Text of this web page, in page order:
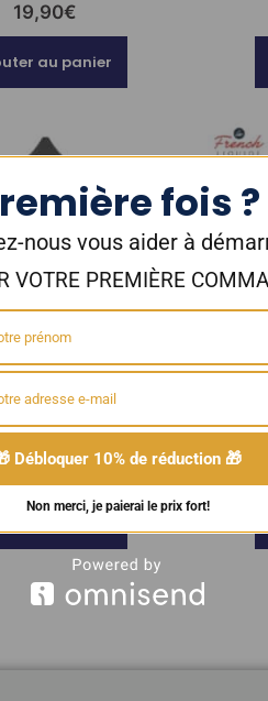
19,90€
au panier
Nektar Nektarine
50ml – Le French
19,90€
fois ?
nous vous aider à
VOTRE PREMIÈRE
Débloquer 10% de réduction 🎁
Non merci, je paierai le prix fort!